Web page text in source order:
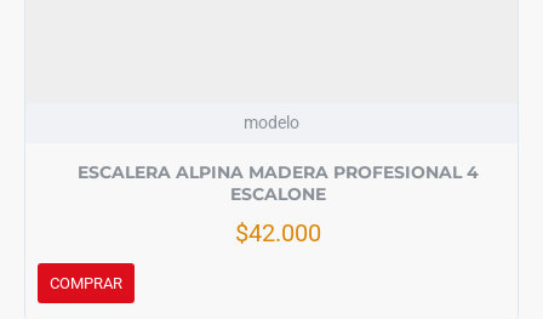
modelo
ESCALERA ALPINA MADERA PROFESIONAL 4
ESCALONE
$42.000
COMPRAR